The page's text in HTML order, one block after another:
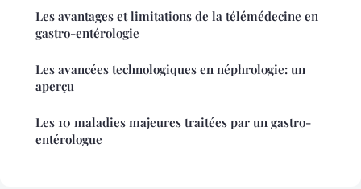
Les avantages et limitations de la télémédecine en
gastro-entérologie
Les avancées technologiques en néphrologie: un
aperçu
Les 10 maladies majeures traitées par un gastro-
entérologue